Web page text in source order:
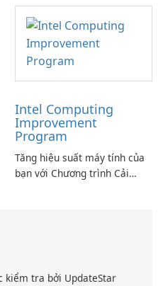
Intel Computing
Improvement
Program
Tăng hiệu suất máy tính của
bạn với Chương trình Cải
kiểm tra bởi UpdateStar